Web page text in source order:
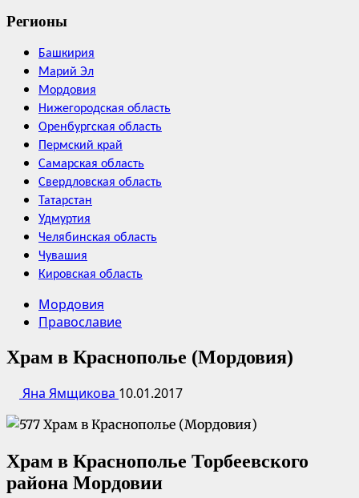
Регионы
Башкирия
Марий Эл
Мордовия
Нижегородская область
Оренбургская область
Пермский край
Самарская область
Свердловская область
Татарстан
Удмуртия
Челябинская область
Чувашия
Кировская область
Мордовия
Православие
Храм в Краснополье (Мордовия)
Яна Ямщикова 10.01.2017
Храм в Краснополье Торбеевского
района Мордовии